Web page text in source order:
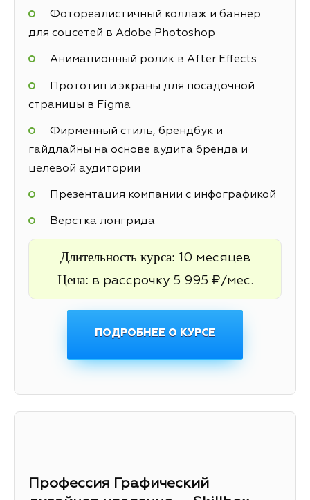
Фотореалистичный коллаж и баннер
для соцсетей в Adobe Photoshop
Анимационный ролик в After Effects
Прототип и экраны для посадочной
страницы в Figma
Фирменный стиль, брендбук и
гайдлайны на основе аудита бренда и
целевой аудитории
Презентация компании с инфографикой
Верстка лонгрида
Длительность курса: 10 месяцев
Цена: в рассрочку 5 995 ₽/мес.
ПОДРОБНЕЕ О КУРСЕ
Профессия Графический